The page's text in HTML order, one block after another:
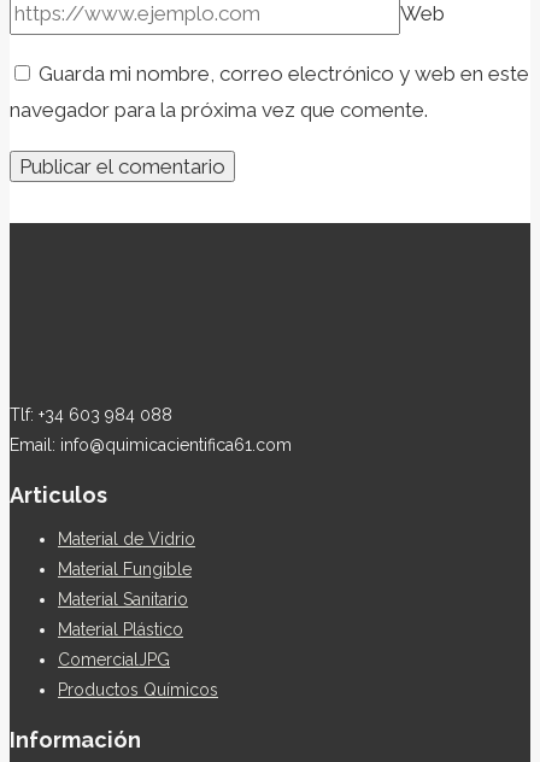
Web
Guarda mi nombre, correo electrónico y web en este
navegador para la próxima vez que comente.
Tlf: +34 603 984 088
Email: info@quimicacientifica61.com
Articulos
Material de Vidrio
Material Fungible
Material Sanitario
Material Plástico
ComercialJPG
Productos Químicos
Información